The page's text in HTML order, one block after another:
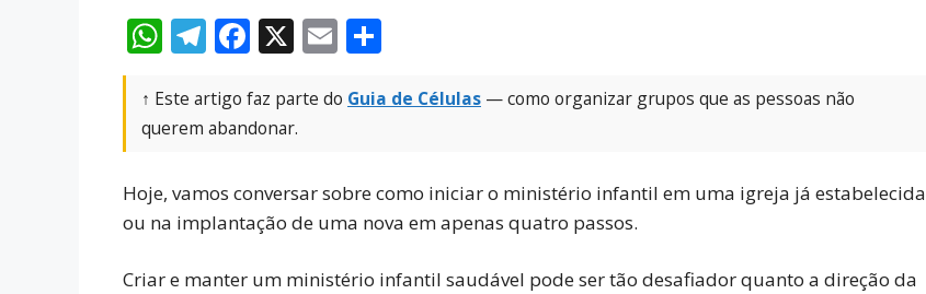
W
at
s
p
p
T
e
gr
m
F
e
b
o
k
X E
ai ar
↑ Este artigo faz parte do Guia de Células — como organizar grupos que as pessoas não
querem abandonar.
Hoje, vamos conversar sobre como iniciar o ministério infantil em uma igreja já estabelecida
ou na implantação de uma nova em apenas quatro passos.
Criar e manter um ministério infantil saudável pode ser tão desafiador quanto a direção da